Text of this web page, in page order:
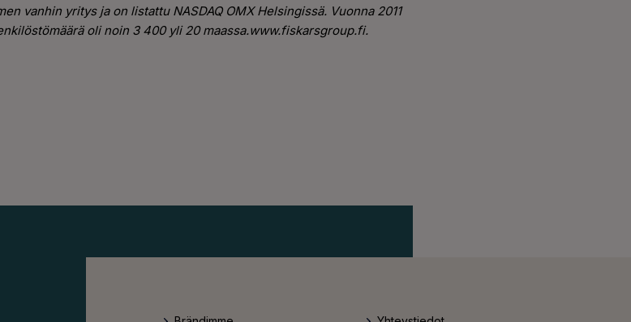
vanhin yritys ja on listattu NASDAQ OMX Helsingissä. Vuonna 2011
oli noin 3 400 yli 20 maassa.www.fiskarsgroup.fi.